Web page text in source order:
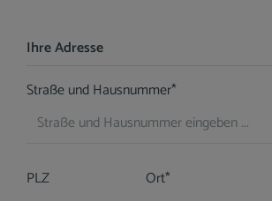
Ihre Adresse
Straße und Hausnummer*
PLZ Ort*